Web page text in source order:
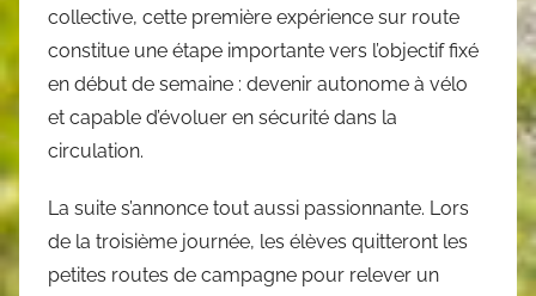
collective, cette première expérience sur route
constitue une étape importante vers l’objectif fixé
en début de semaine : devenir autonome à vélo
et capable d’évoluer en sécurité dans la
circulation.
La suite s’annonce tout aussi passionnante. Lors
de la troisième journée, les élèves quitteront les
petites routes de campagne pour relever un